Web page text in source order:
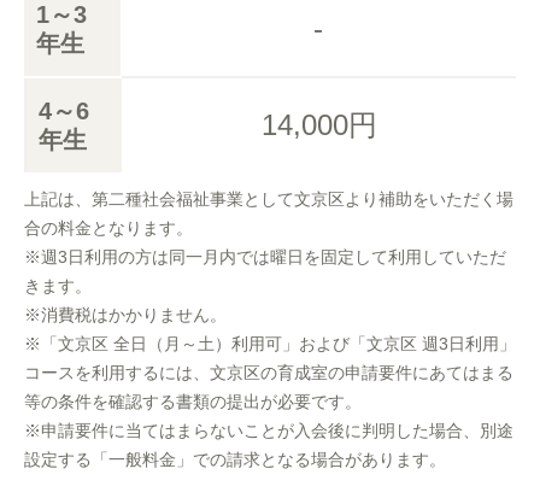
1～3
年生
-
4～6
年生
14,000円
上記は、第二種社会福祉事業として文京区より補助をいただく場
合の料金となります。
※週3日利用の方は同一月内では曜日を固定して利用していただ
きます。
※消費税はかかりません。
※「文京区 全日（月～土）利用可」および「文京区 週3日利用」
コースを利用するには、文京区の育成室の申請要件にあてはまる
等の条件を確認する書類の提出が必要です。
※申請要件に当てはまらないことが入会後に判明した場合、別途
設定する「一般料金」での請求となる場合があります。